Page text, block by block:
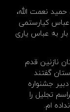
نعمت الله،
کیارستمی
به عباس یاری
نازنین قدم
گفتند
جشنواره‌
تجلیل را
ام.